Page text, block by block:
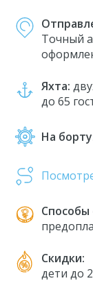
Точный
Яхта:
до 65
На
Способы
Скидки:
дети до